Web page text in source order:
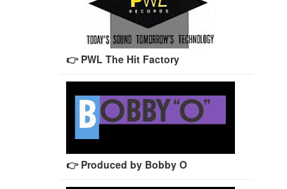
👉 PWL The Hit Factory
👉 Produced by Bobby O